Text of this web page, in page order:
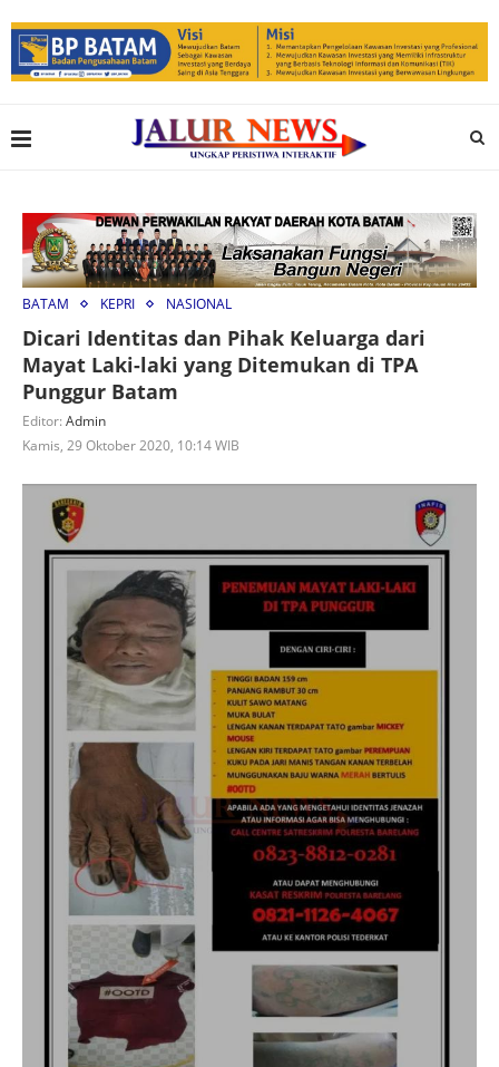
BATAM KEPRI NASIONAL
Dicari Identitas dan Pihak Keluarga dari
Mayat Laki-laki yang Ditemukan di TPA
Punggur Batam
Editor: Admin
Kamis, 29 Oktober 2020, 10:14 WIB